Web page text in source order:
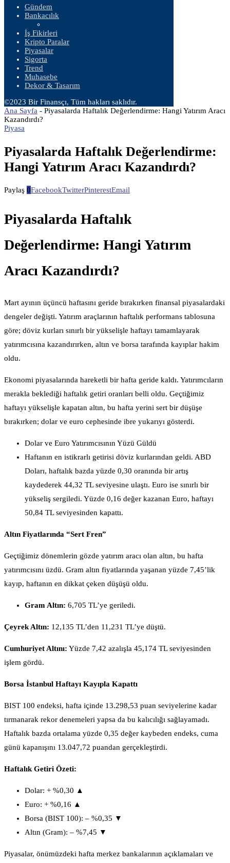
Gündem
Bankacılık
İş Fikirleri
Kripto Paralar
Piyasalar
Sigorta
Trend
Muhasebe
Dekor & Tasarım
©2023 Bir Finansçı, Tüm hakları saklıdır.
Ana Sayfa - Piyasalarda Haftalık Değerlendirme: Hangi Yatırım Aracı
Kazandırdı?
Piyasa
Piyasalarda Haftalık Değerlendirme:
Hangi Yatırım Aracı Kazandırdı?
Paylaş 0FacebookTwitterPinterestEmail
Piyasalarda Haftalık
Değerlendirme: Hangi Yatırım
Aracı Kazandırdı?
Mart ayının üçüncü haftasını geride bırakırken finansal piyasalardaki
dengeler değişti. Yatırım araçlarının haftalık performans tablosuna
göre; döviz kurları sınırlı bir yükselişle haftayı tamamlayarak
yatırımcısına kazandırırken, altın ve borsa tarafında kayıplar hakim
oldu.
Ekonomi piyasalarında hareketli bir hafta geride kaldı. Yatırımcıların
merakla beklediği haftalık getiri oranları belli oldu. Geçtiğimiz
haftayı yükselişle kapatan altın, bu hafta yerini sert bir düşüşe
bırakırken; dolar ve euro cephesinde ibre yukarıyı gösterdi.
Dolar ve Euro Yatırımcısının Yüzü Güldü
Haftanın en istikrarlı getirisi döviz kurlarından geldi. ABD
Doları, haftalık bazda yüzde 0,30 oranında bir artış
kaydederek 44,32 TL seviyesine ulaştı. Euro ise sınırlı bir
yükseliş sergiledi. Yüzde 0,16 değer kazanan Euro, haftayı
50,84 TL seviyesinden kapattı.
Altın Fiyatlarında “Sert Fren”
Geçtiğimiz dönemlerin gözde yatırım aracı olan altın, bu hafta
yatırımcısını üzdü. Gram altın fiyatlarında yaşanan yüzde 7,45’lik
kayıp, haftanın en dikkat çeken düşüşü oldu.
Gram Altın: 6,705 TL’ye geriledi.
Çeyrek Altın: 12,135 TL’den 11,231 TL’ye düştü.
Cumhuriyet Altını: Yüzde 7,42 azalışla 45,174 TL seviyesinden
işlem gördü.
Borsa İstanbul Haftayı Kayıpla Kapattı
BIST 100 endeksi, hafta içinde 13.298,53 puan seviyelerine kadar
tırmanarak rekor denemeleri yapsa da bu kalıcılığı sağlayamadı.
Haftalık bazda ortalama yüzde 0,35 değer kaybeden endeks, cuma
günü kapanışını 13.047,72 puandan gerçekleştirdi.
Haftalık Getiri Özeti:
Dolar: + %0,30 ▲
Euro: + %0,16 ▲
Borsa (BIST 100): – %0,35 ▼
Altın (Gram): – %7,45 ▼
Piyasalar, önümüzdeki hafta merkez bankalarının açıklamaları ve